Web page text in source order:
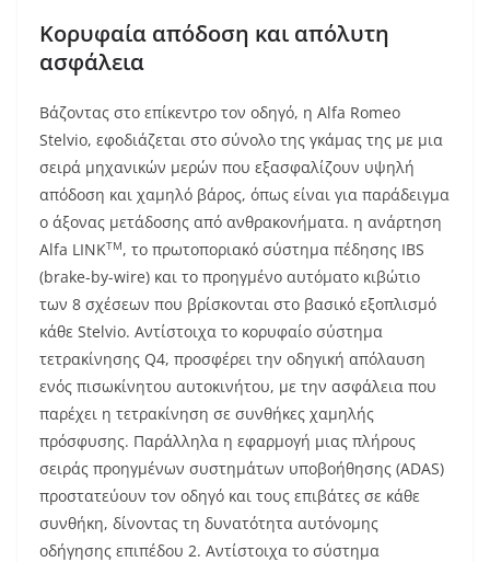
Κορυφαία απόδοση και απόλυτη
ασφάλεια
Βάζοντας στο επίκεντρο τον οδηγό, η Alfa Romeo
Stelvio, εφοδιάζεται στο σύνολο της γκάμας της με μια
σειρά μηχανικών μερών που εξασφαλίζουν υψηλή
απόδοση και χαμηλό βάρος, όπως είναι για παράδειγμα
ο άξονας μετάδοσης από ανθρακονήματα. η ανάρτηση
Alfa LINKTM, το πρωτοποριακό σύστημα πέδησης IBS
(brake-by-wire) και το προηγμένο αυτόματο κιβώτιο
των 8 σχέσεων που βρίσκονται στο βασικό εξοπλισμό
κάθε Stelvio. Αντίστοιχα το κορυφαίο σύστημα
τετρακίνησης Q4, προσφέρει την οδηγική απόλαυση
ενός πισωκίνητου αυτοκινήτου, με την ασφάλεια που
παρέχει η τετρακίνηση σε συνθήκες χαμηλής
πρόσφυσης. Παράλληλα η εφαρμογή μιας πλήρους
σειράς προηγμένων συστημάτων υποβοήθησης (ADAS)
προστατεύουν τον οδηγό και τους επιβάτες σε κάθε
συνθήκη, δίνοντας τη δυνατότητα αυτόνομης
οδήγησης επιπέδου 2. Αντίστοιχα το σύστημα